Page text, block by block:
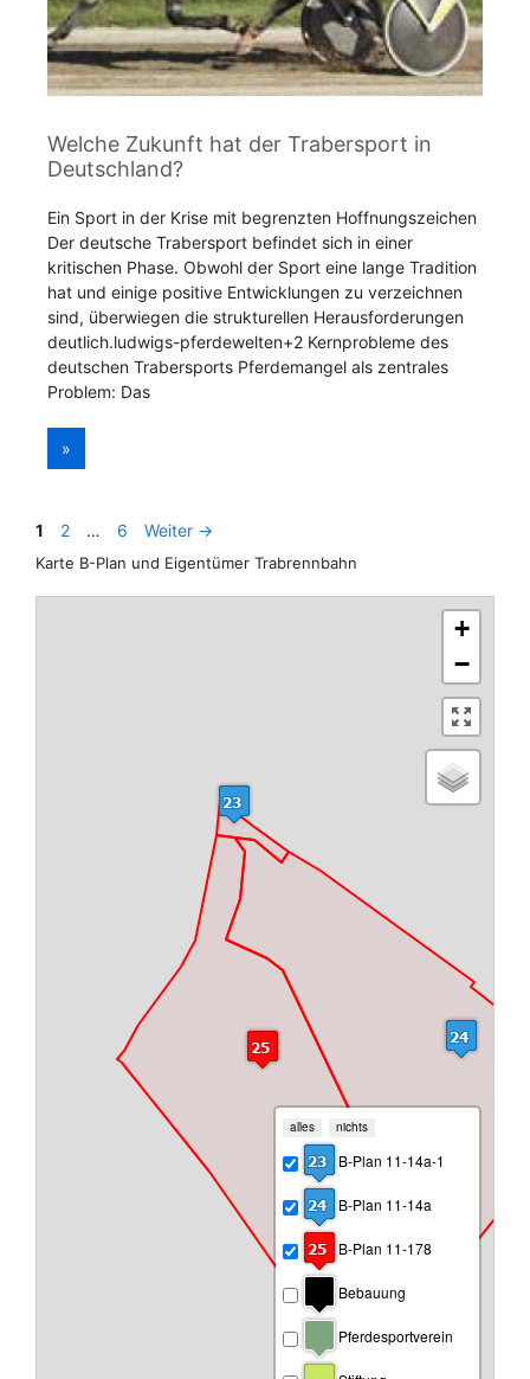
Welche Zukunft hat der Trabersport in
Deutschland?
Ein Sport in der Krise mit begrenzten Hoffnungszeichen
Der deutsche Trabersport befindet sich in einer
kritischen Phase. Obwohl der Sport eine lange Tradition
hat und einige positive Entwicklungen zu verzeichnen
sind, überwiegen die strukturellen Herausforderungen
deutlich.ludwigs-pferdewelten+2​ Kernprobleme des
deutschen Trabersports Pferdemangel als zentrales
Problem: Das
»
Seite
1 Seite
2 … Seite
6 Weiter →
Karte B-Plan und Eigentümer Trabrennbahn
+
−
alles nichts
B-Plan 11-14a-1
B-Plan 11-14a
B-Plan 11-178
Bebauung
Pferdesportverein